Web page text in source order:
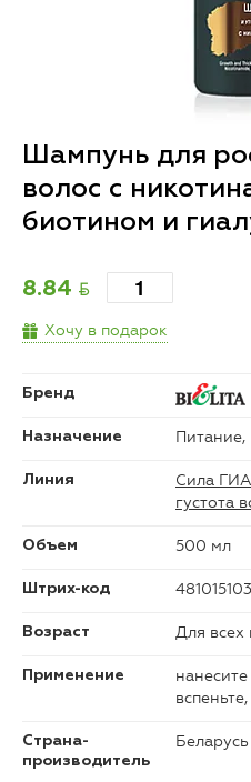
Шампунь для
волос с
биотином и
8.84 BYN
Хочу в подарок
Бренд
Назначение Питание,
Линия
Сила
густота
Объем 500 мл
Штрих-код
Возраст Для всех
Применение
Страна-
производитель
Беларусь